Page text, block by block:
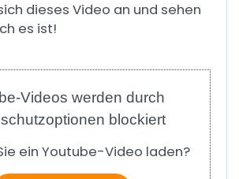
dieses Video an und sehen
es ist!
Videos werden durch
blockiert
ein Youtube-Video laden?